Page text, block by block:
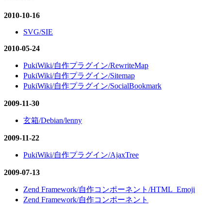
2010-10-16
SVG/SIE
2010-05-24
PukiWiki/自作プラグイン/RewriteMap
PukiWiki/自作プラグイン/Sitemap
PukiWiki/自作プラグイン/SocialBookmark
2009-11-30
玄箱/Debian/lenny
2009-11-22
PukiWiki/自作プラグイン/AjaxTree
2009-07-13
Zend Framework/自作コンポーネント/HTML_Emoji
Zend Framework/自作コンポーネント